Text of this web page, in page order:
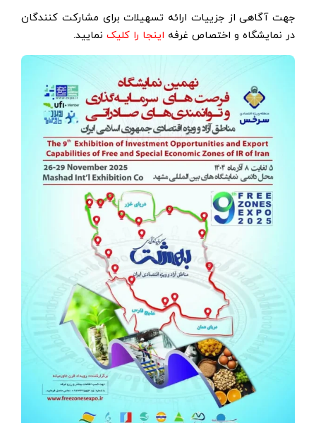
جهت آگاهی از جزییات ارائه تسهیلات برای مشارکت کنندگان
در نمایشگاه و اختصاص غرفه اینجا را کلیک نمایید.